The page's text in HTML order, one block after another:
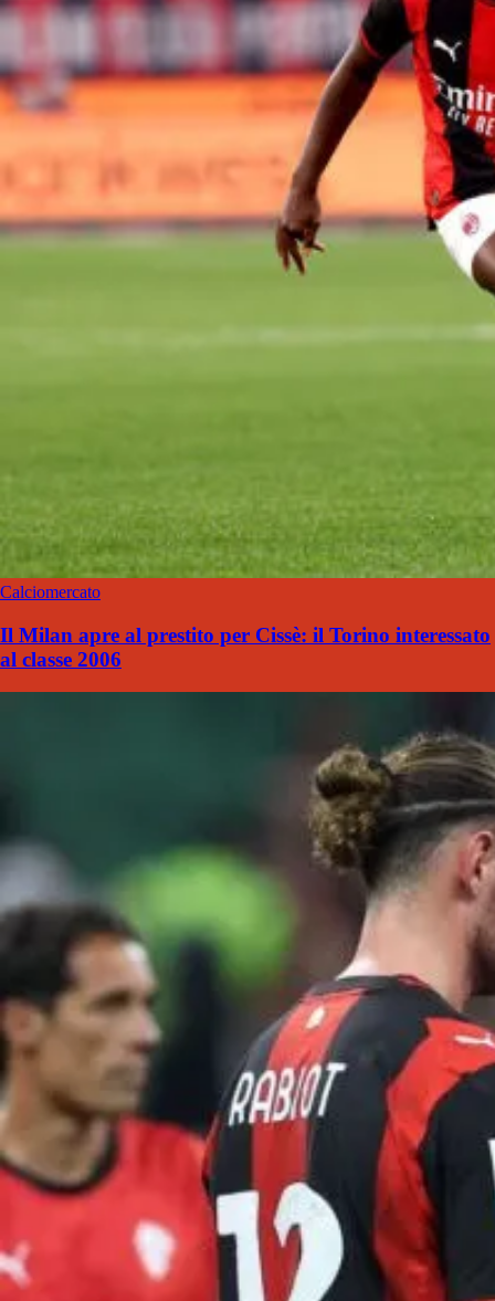
Calciomercato
Il Milan apre al prestito per Cissè: il Torino interessato
al classe 2006